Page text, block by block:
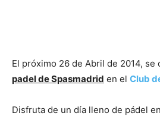
El próximo 26 de Abril de 2014, se
padel de Spasmadrid en el Club
Disfruta de un día lleno de pádel